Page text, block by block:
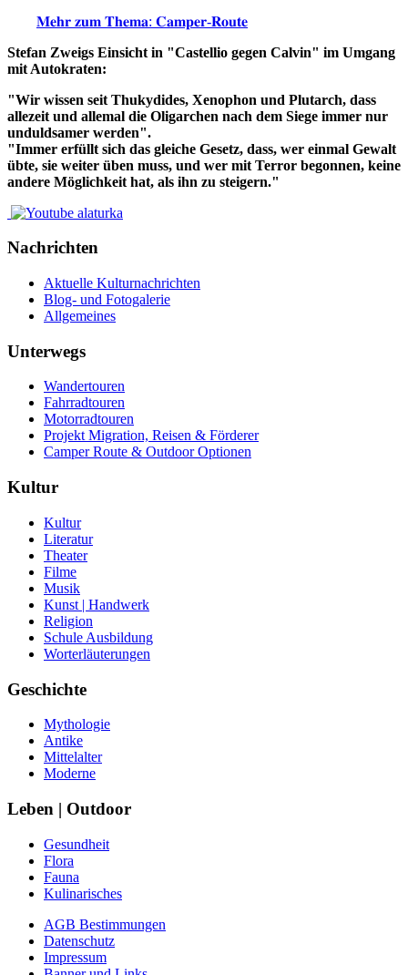
𝐌𝐞𝐡𝐫 𝐳𝐮𝐦 𝐓𝐡𝐞𝐦𝐚: 𝐂𝐚𝐦𝐩𝐞𝐫-𝐑𝐨𝐮𝐭𝐞
Stefan Zweigs Einsicht in "Castellio gegen Calvin" im Umgang
mit Autokraten:
"Wir wissen seit Thukydides, Xenophon und Plutarch, dass
allezeit und allemal die Oligarchen nach dem Siege immer nur
unduldsamer werden".
"Immer erfüllt sich das gleiche Gesetz, dass, wer einmal Gewalt
übte, sie weiter üben muss, und wer mit Terror begonnen, keine
andere Möglichkeit hat, als ihn zu steigern."
Nachrichten
Aktuelle Kulturnachrichten
Blog- und Fotogalerie
Allgemeines
Unterwegs
Wandertouren
Fahrradtouren
Motorradtouren
Projekt Migration, Reisen & Förderer
Camper Route & Outdoor Optionen
Kultur
Kultur
Literatur
Theater
Filme
Musik
Kunst | Handwerk
Religion
Schule Ausbildung
Worterläuterungen
Geschichte
Mythologie
Antike
Mittelalter
Moderne
Leben | Outdoor
Gesundheit
Flora
Fauna
Kulinarisches
AGB Bestimmungen
Datenschutz
Impressum